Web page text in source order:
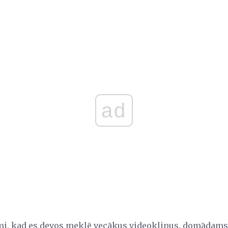
ad
kad es devos meklē vecākus videoklipus,